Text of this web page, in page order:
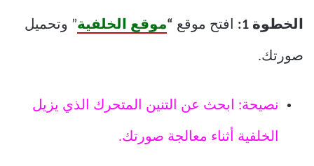
الخطوة 1: افتح موقع “موقع الخلفية” وتحميل
صورتك.
نصيحة: ابحث عن التنين المتحرك الذي يزيل
الخلفية أثناء معالجة صورتك.